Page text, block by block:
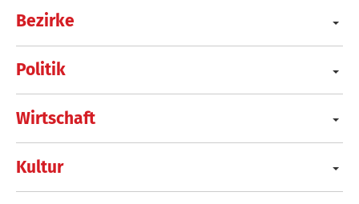
Bezirke
Politik
Wirtschaft
Kultur